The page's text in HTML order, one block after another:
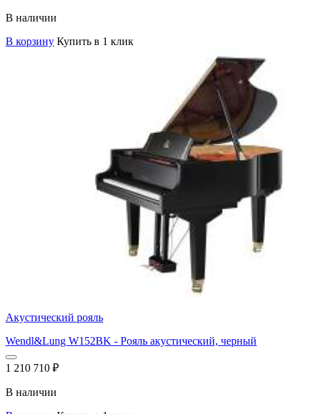
В наличии
В корзину Купить в 1 клик
Акустический рояль
Wendl&Lung W152BK - Рояль акустический, черный
1 210 710 ₽
В наличии